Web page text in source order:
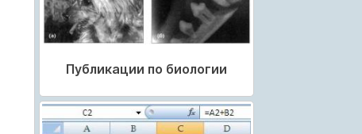
Публикации по биологии